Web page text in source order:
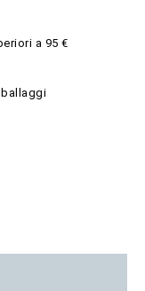
a 95 €